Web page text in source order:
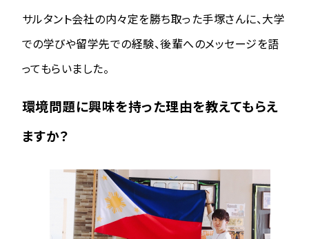
サルタント会社の内々定を勝ち取った手塚さんに、大学
での学びや留学先での経験、後輩へのメッセージを語
ってもらいました。
環境問題に興味を持った理由を教えてもらえ
ますか？